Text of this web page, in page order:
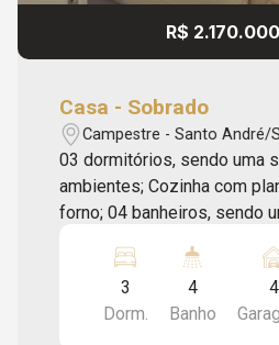
R$
Casa - Sobrado
Campestre - Santo André/
03 dormitórios, sendo uma
ambientes; Cozinha com
forno; 04 banheiros, sendo
garagem. Ótima localização, próximo á Escola
Superior de Adminitração e
Estação CPTM Prefeito
3
Dorm.
4
Banho
4